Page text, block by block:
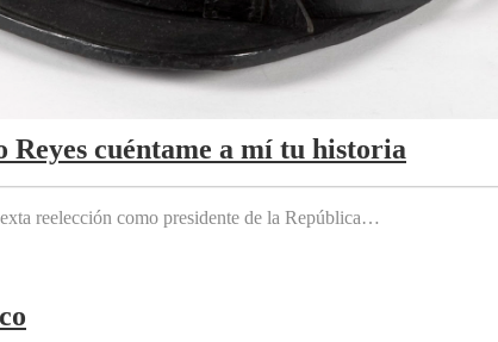
cuéntame a mí tu historia
reelección como presidente de la República…